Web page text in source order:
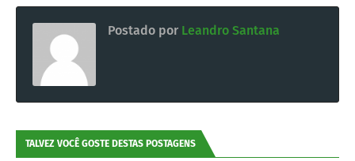
Postado por Leandro Santana
TALVEZ VOCÊ GOSTE DESTAS POSTAGENS